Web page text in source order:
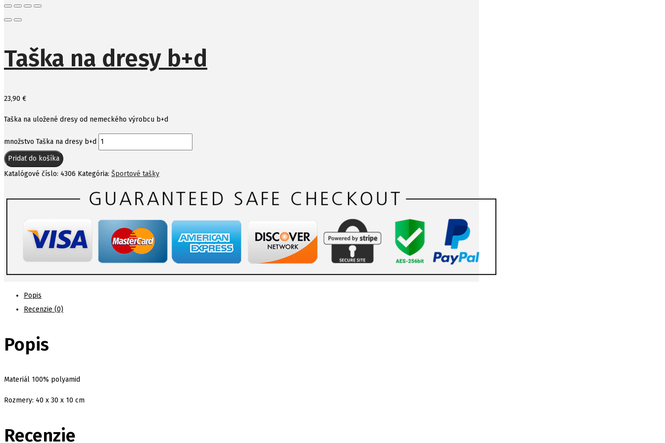
Taška na dresy b+d
23,90 €
Taška na uložené dresy od nemeckého výrobcu b+d
množstvo Taška na dresy b+d
Pridať do košíka
Katalógové číslo: 4306 Kategória: Športové tašky
Popis
Recenzie (0)
Popis
Materiál 100% polyamid
Rozmery: 40 x 30 x 10 cm
Recenzie